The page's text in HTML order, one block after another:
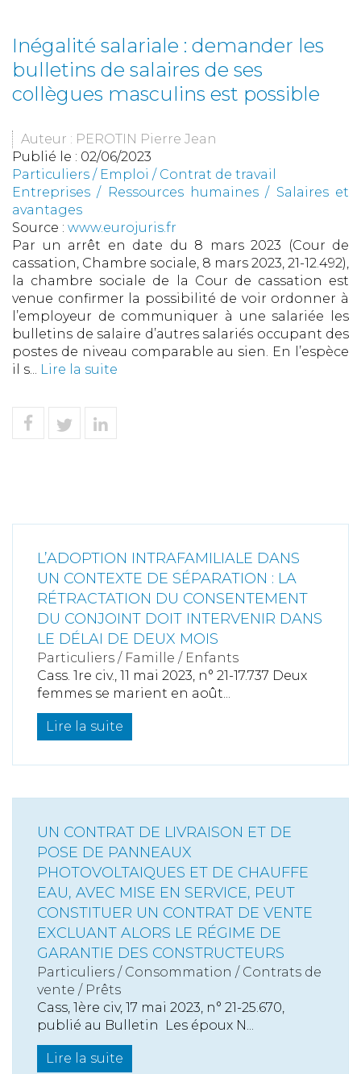
Inégalité salariale : demander les
bulletins de salaires de ses
collègues masculins est possible
Auteur : PEROTIN Pierre Jean
Publié le : 02/06/2023
Particuliers / Emploi / Contrat de travail
Entreprises / Ressources humaines / Salaires et
avantages
Source : www.eurojuris.fr
Par un arrêt en date du 8 mars 2023 (Cour de
cassation, Chambre sociale, 8 mars 2023, 21-12.492),
la chambre sociale de la Cour de cassation est
venue confirmer la possibilité de voir ordonner à
l’employeur de communiquer à une salariée les
bulletins de salaire d’autres salariés occupant des
postes de niveau comparable au sien. En l’espèce
il s... Lire la suite
L’ADOPTION INTRAFAMILIALE DANS
UN CONTEXTE DE SÉPARATION : LA
RÉTRACTATION DU CONSENTEMENT
DU CONJOINT DOIT INTERVENIR DANS
LE DÉLAI DE DEUX MOIS
Particuliers / Famille / Enfants
Cass. 1re civ., 11 mai 2023, n° 21-17.737 Deux
femmes se marient en août...
Lire la suite
UN CONTRAT DE LIVRAISON ET DE
POSE DE PANNEAUX
PHOTOVOLTAIQUES ET DE CHAUFFE
EAU, AVEC MISE EN SERVICE, PEUT
CONSTITUER UN CONTRAT DE VENTE
EXCLUANT ALORS LE RÉGIME DE
GARANTIE DES CONSTRUCTEURS
Particuliers / Consommation / Contrats de
vente / Prêts
Cass, 1ère civ, 17 mai 2023, n° 21-25.670,
publié au Bulletin Les époux N...
Lire la suite